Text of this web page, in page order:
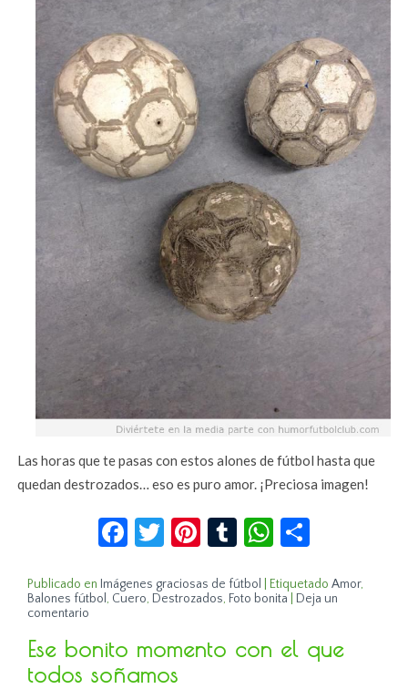
Las horas que te pasas con estos alones de fútbol hasta que
quedan destrozados… eso es puro amor. ¡Preciosa imagen!
Facebook
Twitter
Pinterest
TumblrWhatsApp
Publicado en Imágenes graciosas de fútbol Etiquetado Amor,
Balones fútbol , Cuero, Destrozados, Foto bonita
Deja un
comentario
Ese bonito momento con el que
todos soñamos